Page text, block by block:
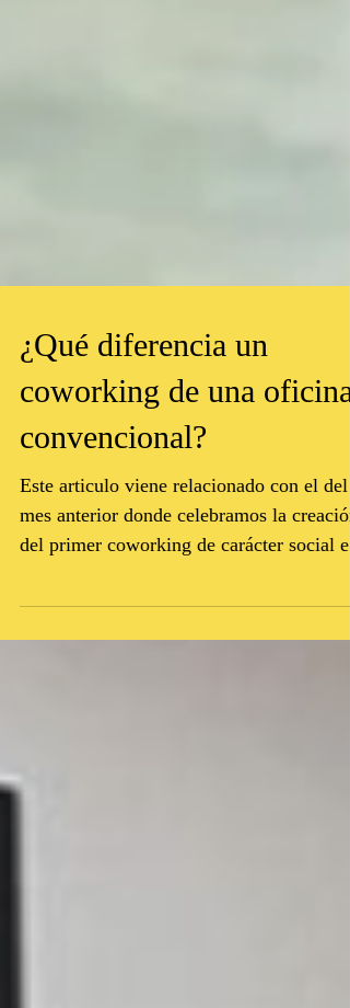
¿Qué diferencia un
coworking de una oficina
convencional?
Este articulo viene relacionado con el del
mes anterior donde celebramos la creación
Panamá,...